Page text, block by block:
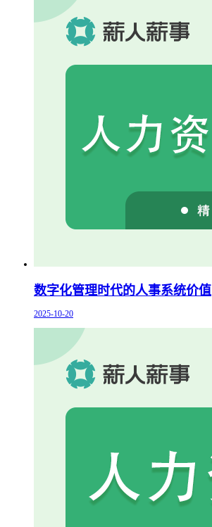
数字化管理时代的人事系统价值
2025-10-20